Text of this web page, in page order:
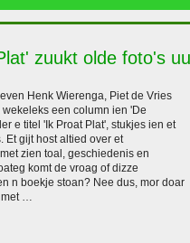
zuukt olde foto's
Henk Wierenga, Piet de Vries
een column ien 'De
e titel 'Ik Proat Plat', stukjes ien et
Et gijt host altied over et
zien toal, geschiedenis en
komt de vroag of dizze
n boekje stoan? Nee dus, mor doar
met …